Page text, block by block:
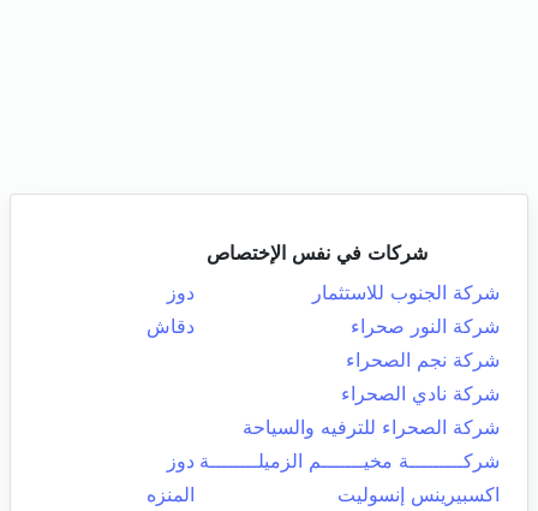
شركات في نفس الإختصاص
شركة الجنوب للاستثمار
دوز
شركة النور صحراء
دقاش
شركة نجم الصحراء
شركة نادي الصحراء
شركة الصحراء للترفيه والسياحة
شركـــــــــة مخيـــــــم الزميلــــــــة دوز
اكسبيرينس إنسوليت
المنزه